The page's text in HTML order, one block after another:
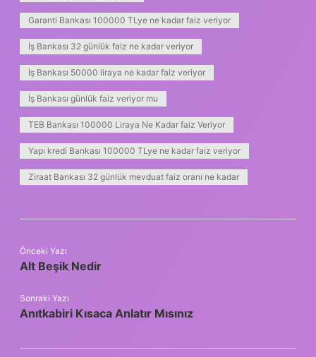
Garanti Bankası 100000 TLye ne kadar faiz veriyor
İş Bankası 32 günlük faiz ne kadar veriyor
İş Bankası 50000 liraya ne kadar faiz veriyor
İş Bankası günlük faiz veriyor mu
TEB Bankası 100000 Liraya Ne Kadar faiz Veriyor
Yapı kredi Bankası 100000 TLye ne kadar faiz veriyor
Ziraat Bankası 32 günlük mevduat faiz oranı ne kadar
Önceki Yazı
Alt Beşik Nedir
Sonraki Yazı
Anıtkabiri Kısaca Anlatır Mısınız